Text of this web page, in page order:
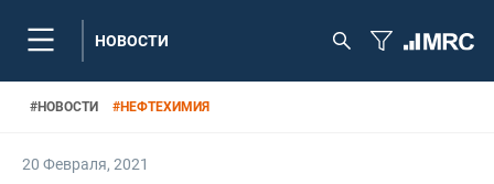
НОВОСТИ
#НОВОСТИ #НЕФТЕХИМИЯ
20 Февраля, 2021